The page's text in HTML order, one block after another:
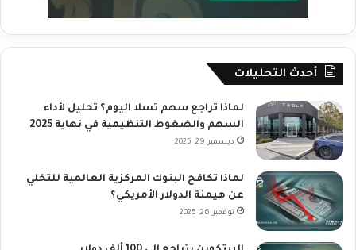
أحدث التحليلات
لماذا تراجع سهم تسلا اليوم؟ تحليل لأداء
السهم والضغوط التنظيمية في نهاية 2025
ديسمبر 29, 2025
لماذا تكافح البنوك المركزية العالمية للتخلي
عن هيمنة الدولار الأمريكي؟
نوفمبر 26, 2025